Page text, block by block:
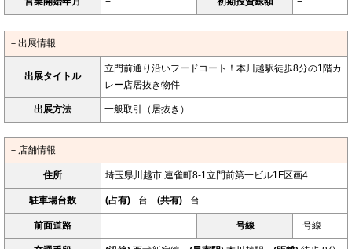
－出展情報
出展タイトル
立門前通り沿いフードコート！本川越駅徒歩8分の1階カ
レー店居抜き物件
出展方法 一般取引（居抜き）
－店舗情報
住所 埼玉県川越市 連雀町8-1立門前第一ビル1F区画4
駐車場台数 (占有) −台 (共有) −台
前面道路 − 号線 −号線